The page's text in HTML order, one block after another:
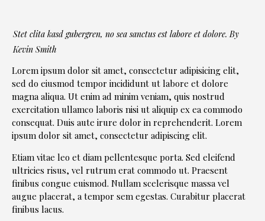
Stet clita kasd gubergren, no sea sanctus est labore et dolore. By
Kevin Smith
Lorem ipsum dolor sit amet, consectetur adipisicing elit,
sed do eiusmod tempor incididunt ut labore et dolore
magna aliqua. Ut enim ad minim veniam, quis nostrud
exercitation ullamco laboris nisi ut aliquip ex ea commodo
consequat. Duis aute irure dolor in reprehenderit. Lorem
ipsum dolor sit amet, consectetur adipiscing elit.
Etiam vitae leo et diam pellentesque porta. Sed eleifend
ultricies risus, vel rutrum erat commodo ut. Praesent
finibus congue euismod. Nullam scelerisque massa vel
augue placerat, a tempor sem egestas. Curabitur placerat
finibus lacus.